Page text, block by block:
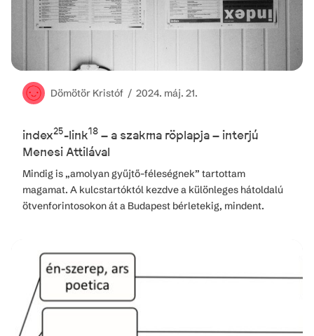
Dömötör Kristóf / 2024. máj. 21.
index25-link18 – a szakma röplapja – interjú
Menesi Attilával
Mindig is „amolyan gyűjtő-féleségnek” tartottam
magamat. A kulcstartóktól kezdve a különleges hátoldalú
ötvenforintosokon át a Budapest bérletekig, mindent.